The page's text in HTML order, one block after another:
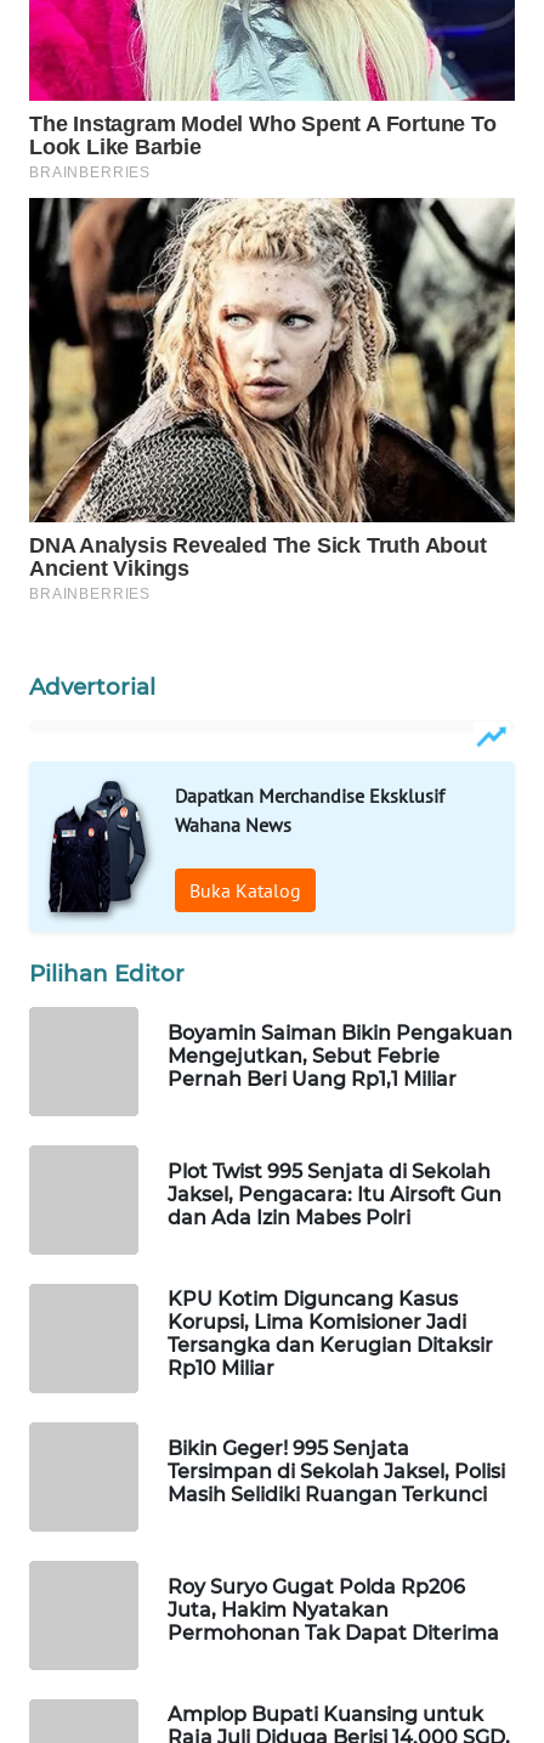
Advertorial
Dapatkan Merchandise Eksklusif
Wahana News
Buka Katalog
Pilihan Editor
Boyamin Saiman Bikin Pengakuan
Mengejutkan, Sebut Febrie
Pernah Beri Uang Rp1,1 Miliar
Plot Twist 995 Senjata di Sekolah
Jaksel, Pengacara: Itu Airsoft Gun
dan Ada Izin Mabes Polri
KPU Kotim Diguncang Kasus
Korupsi, Lima Komisioner Jadi
Tersangka dan Kerugian Ditaksir
Rp10 Miliar
Bikin Geger! 995 Senjata
Tersimpan di Sekolah Jaksel, Polisi
Masih Selidiki Ruangan Terkunci
Roy Suryo Gugat Polda Rp206
Juta, Hakim Nyatakan
Permohonan Tak Dapat Diterima
Amplop Bupati Kuansing untuk
Raja Juli Diduga Berisi 14.000 SGD,
WN
BORNEO
Wahana
Media
WAHANA
NEWS
WAHANA
TANI
WAHANA
ADVOKAT
WAHANA
INFRASTRUKTUR
WAHANA
WAHANA
WAHANA
TRAVEL
WAHANA
TV
WAHANANEWS
ID
SPORT
HEALTH